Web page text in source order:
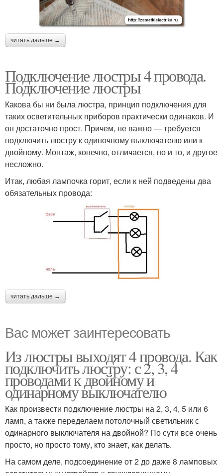
читать дальше →
Подключение люстры 4 провода.
Подключение люстры
Какова бы ни была люстра, принцип подключения для
таких осветительных приборов практически одинаков. И
он достаточно прост. Причем, не важно — требуется
подключить люстру к одиночному выключателю или к
двойному. Монтаж, конечно, отличается, но и то, и другое
несложно.
Итак, любая лампочка горит, если к ней подведены два
обязательных провода:
читать дальше →
Вас может заинтересовать
Из люстры выходят 4 провода. Как
подключить люстру: с 2, 3, 4
проводами к двойному и
одинарному выключателю
Как произвести подключение люстры на 2, 3, 4, 5 или 6
ламп, а также переделаем потолочный светильник с
одинарного выключателя на двойной? По сути все очень
просто, но просто тому, кто знает, как делать.
На самом деле, подсоединение от 2 до даже 8 ламповых